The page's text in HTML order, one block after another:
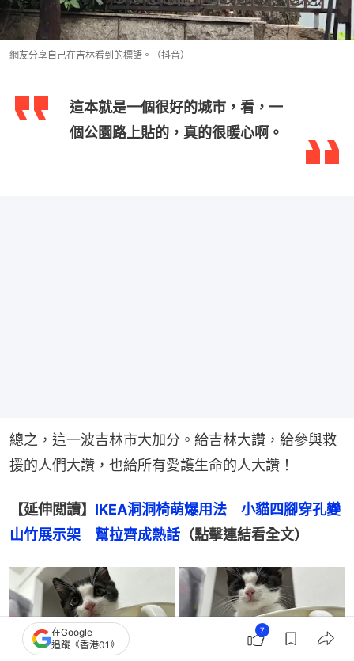
網友分享自己在吉林看到的標語。（抖音）
這本就是一個很好的城市，看，一
個公園路上貼的，真的很暖心啊。
總之，這一波吉林市大加分。給吉林大讚，給參與救
援的人們大讚，也給所有愛護生命的人大讚！
【延伸閲讀】 IKEA洞洞椅萌爆用法　小貓四腳穿孔變
山竹展示架　幫拉齊成熱話 （點擊連結看全文）
在Google
追蹤《香港01》
7